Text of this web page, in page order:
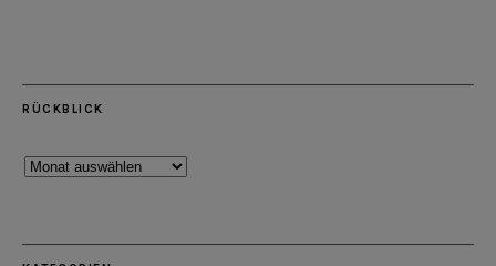
RÜCKBLICK
Rückblick